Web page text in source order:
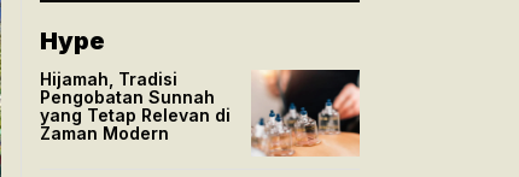
Hype
Hijamah, Tradisi
Pengobatan Sunnah
yang Tetap Relevan di
Zaman Modern